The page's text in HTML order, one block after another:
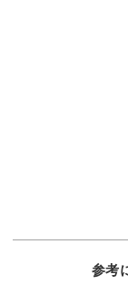
参考